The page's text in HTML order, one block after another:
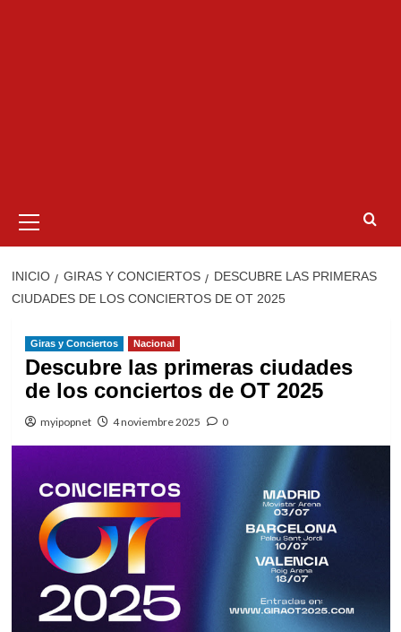
primario
INICIO GIRAS Y CONCIERTOS
DESCUBRE LAS PRIMERAS
CIUDADES DE LOS CONCIERTOS DE OT 2025
Giras y Conciertos Nacional
Descubre las primeras ciudades
de los conciertos de OT 2025
myipopnet 4 noviembre 2025 0